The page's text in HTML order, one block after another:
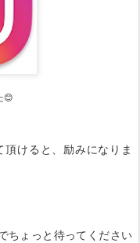
😊
けると、励みになりま
ちょっと待ってください